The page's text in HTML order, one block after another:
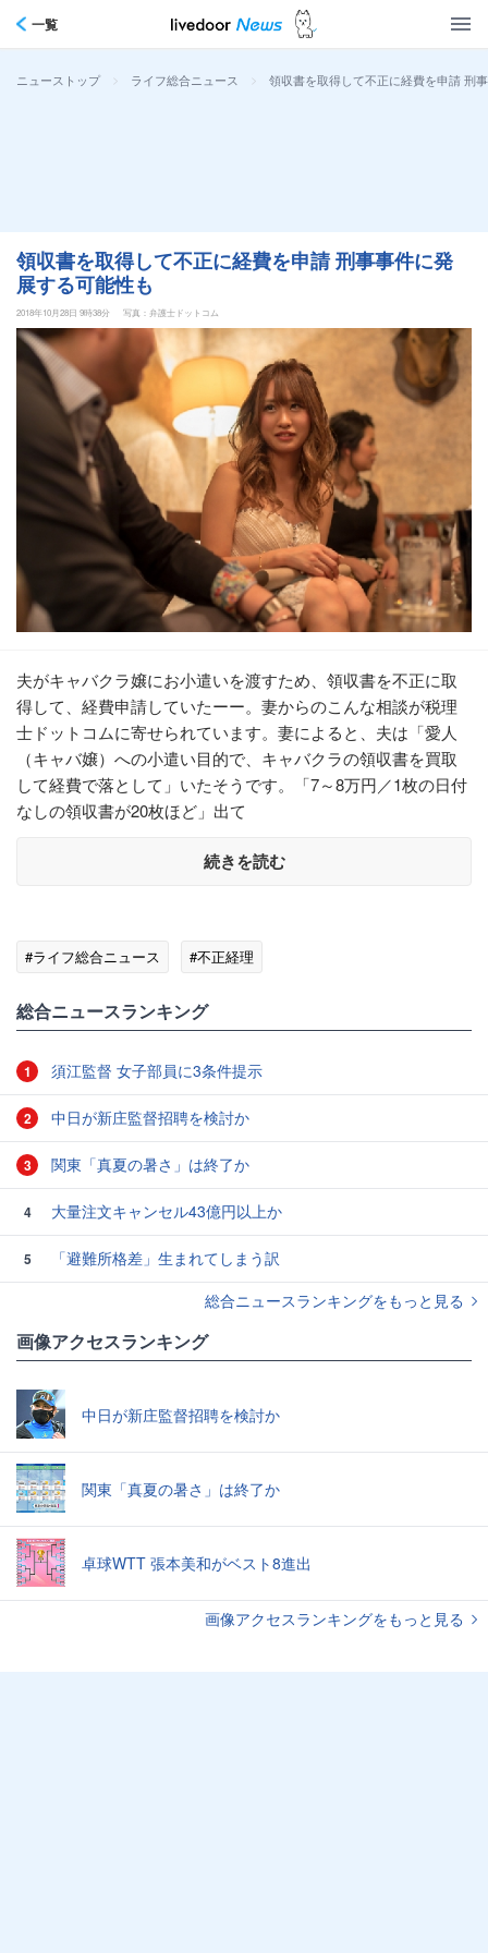
一覧
ニューストップ > ライフ総合ニュース > 領収書を取得して不正に経費を申請 刑
領収書を取得して不正に経費を申請 刑事事件に発
展する可能性も
2018年10月28日 9時38分 写真：弁護士ドットコム
夫がキャバクラ嬢にお小遣いを渡すため、領収書を不正に取
得して、経費申請していたーー。妻からのこんな相談が税理
士ドットコムに寄せられています。妻によると、夫は「愛人
（キャバ嬢）への小遣い目的で、キャバクラの領収書を買取
して経費で落として」いたそうです。「7～8万円／1枚の日付
なしの領収書が20枚ほど」出て
続きを読む
#ライフ総合ニュース #不正経理
総合ニュースランキング
1 須江監督 女子部員に3条件提示
2 中日が新庄監督招聘を検討か
3 関東「真夏の暑さ」は終了か
4 大量注文キャンセル43億円以上か
5
「避難所格差」生まれてしまう訳
総合ニュースランキングをもっと見る
画像アクセスランキング
中日が新庄監督招聘を検討か
関東「真夏の暑さ」は終了か
卓球WTT 張本美和がベスト8進出
画像アクセスランキングをもっと見る